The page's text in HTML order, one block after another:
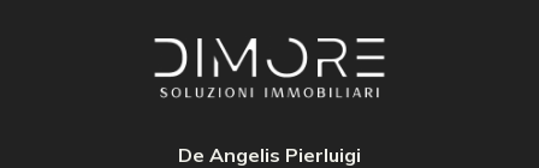
De Angelis Pierluigi